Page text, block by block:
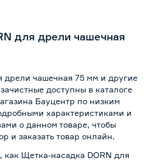
для дрели чашечная
дрели чашечная 75 мм и другие
доступны в каталоге
Бауцентр по низким
характеристиками и
о данном товаре, чтобы
и заказать товар онлайн.
как Щетка-насадка DORN для